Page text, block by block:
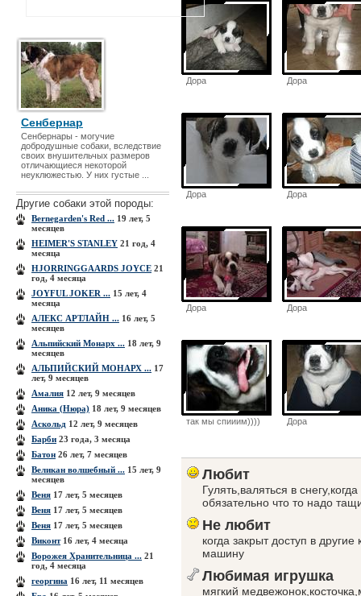
Сенбернар
Сенбернары - могучие
добродушные собаки, вследствие
своих внушительчых размеров
отличающиеся некоторой
неуклюжестью. У них густые ...
Другие собаки этой породы:
Bernegarden's Red ... 19 лет, 5
месяцев
HEIMER'S STANLEY 21 год, 4
месяца
HJORRINGGAARDS JOYCE 21
год, 4 месяца
JOYFUL JOKER ... 15 лет, 4
месяца
АЛЕКС АРТЛАЙН ... 16 лет, 5
месяцев
Альпийский Монарх ... 18 лет, 9
месяцев
АЛЬПИЙСКИЙ МОНАРХ ... 17
лет, 9 месяцев
Амалия 12 лет, 9 месяцев
Аника (Нюра) 18 лет, 9 месяцев
Аскольд 12 лет, 9 месяцев
Барби 23 года, 3 месяца
Батон 26 лет, 7 месяцев
Великан волшебный ... 15 лет, 9
месяцев
Веня 17 лет, 5 месяцев
Веня 17 лет, 5 месяцев
Веня 17 лет, 5 месяцев
Виконт16 лет, 4 месяца
Ворожея Хранительница ... 21
год, 4 месяца
георгина 16 лет, 11 месяцев
Дора Дора
Дора Дора
Дора Дора
так мы спииим)))) Дора
Любит
Гулять,валяться в
обязательно что то надо
Не любит
когда закрыт доступ в
машину
Любимая игрушка
мягкий